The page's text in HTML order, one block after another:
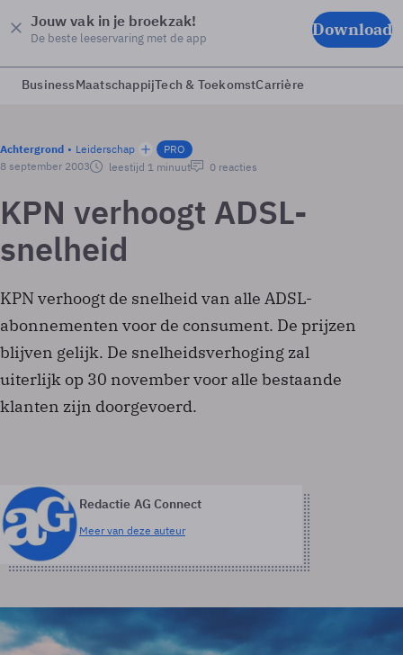
Jouw vak in je broekzak!
De beste leeservaring met de app Download
BusinessMaatschappijTech & ToekomstCarrière
Achtergrond Leiderschap
PRO
8 september 2003
leestijd 1 minuut 0 reacties
KPN verhoogt ADSL-
snelheid
KPN verhoogt de snelheid van alle ADSL-
abonnementen voor de consument. De prijzen
blijven gelijk. De snelheidsverhoging zal
uiterlijk op 30 november voor alle bestaande
klanten zijn doorgevoerd.
Redactie AG Connect
Meer van deze auteur